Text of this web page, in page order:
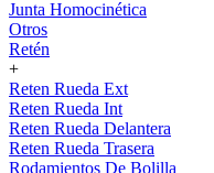
Junta Homocinética
Otros
Retén
+
Reten Rueda Ext
Reten Rueda Int
Reten Rueda Delantera
Reten Rueda Trasera
Rodamientos De Bolilla